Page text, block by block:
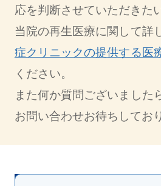
応を判断させていただきた
当院の再生医療に関して詳
症クリニックの提供する医
ください。
また何か質問ございました
お問い合わせお待ちしてお